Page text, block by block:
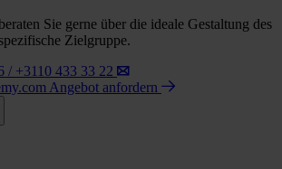
Sie gerne über die ideale Gestaltung des
Zielgruppe.
/ +3110 433 33 22
Angebot anfordern